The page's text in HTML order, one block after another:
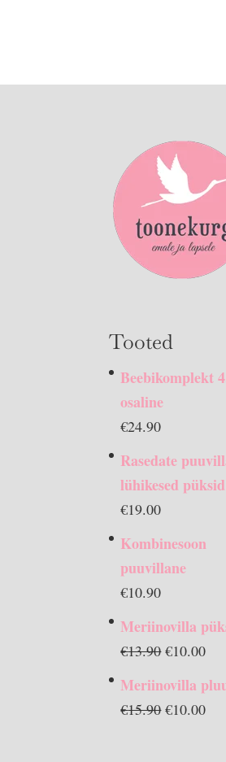
Tooted
Beebikomplekt
osaline
€24.90
Rasedate
lühikesed püksid
€19.00
Kombinesoon
puuvillane
€10.90
Meriinovilla
€13.90Algne
€10.00
Meriinovilla
€15.90Algne
€10.00